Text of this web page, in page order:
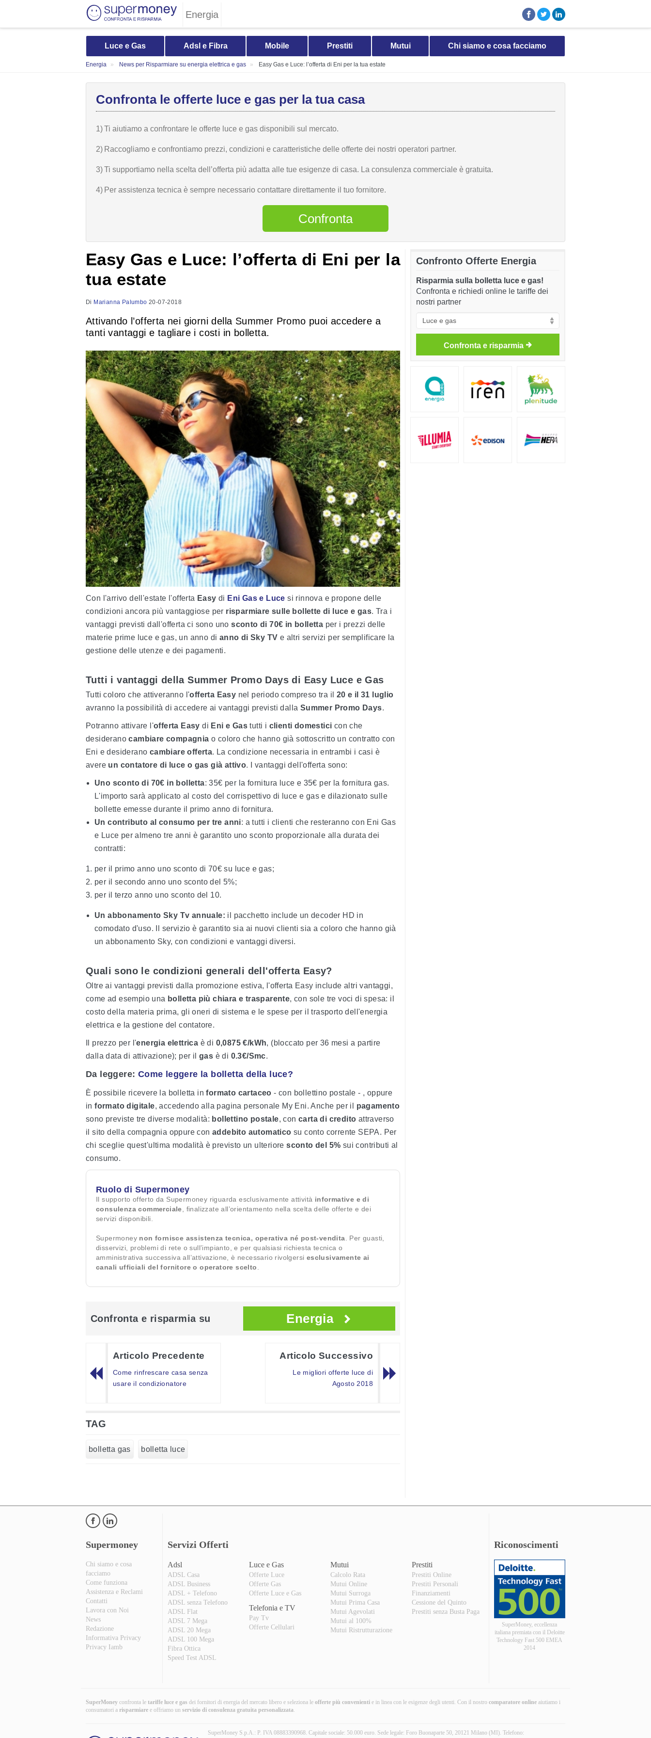
Energia
Luce e Gas Adsl e Fibra Mobile Prestiti Mutui Chi siamo e cosa facciamo
Energia News per Risparmiare su energia elettrica e gas Easy Gas e Luce: l’offerta di Eni per la tua estate
Confronta le offerte luce e gas per la tua casa
1)Ti aiutiamo a confrontare le offerte luce e gas disponibili sul mercato.
2) Raccogliamo e confrontiamo prezzi, condizioni e caratteristiche delle offerte dei nostri operatori partner.
3)Ti supportiamo nella scelta dell’offerta più adatta alle tue esigenze di casa. La consulenza commerciale è gratuita.
4) Per assistenza tecnica è sempre necessario contattare direttamente il tuo fornitore.
Confronta
Easy Gas e Luce: l’offerta di Eni per la
tua estate
Di Marianna Palumbo 20-07-2018
Attivando l’offerta nei giorni della Summer Promo puoi accedere a
tanti vantaggi e tagliare i costi in bolletta.
Con l'arrivo dell'estate l'offerta Easy di Eni Gas e Luce si rinnova e propone delle
condizioni ancora più vantaggiose per risparmiare sulle bollette di luce e gas. Tra i
vantaggi previsti dall'offerta ci sono unosconto di 70€ in bolletta per i prezzi delle
materie prime luce e gas, un anno di anno di Sky TV e altri servizi per semplificare la
gestione delle utenze e dei pagamenti.
Tutti i vantaggi della Summer Promo Days di Easy Luce e Gas
Tutti coloro che attiveranno l'offerta Easy nel periodo compreso tra il 20 e il 31 luglio
avranno la possibilità di accedere ai vantaggi previsti dalla Summer Promo Days.
Potranno attivare l'offerta Easydi Eni e Gastutti i clienti domestici con che
desideranocambiare compagnia o coloro che hanno già sottoscritto un contratto con
Eni e desiderano cambiare offerta. La condizione necessaria in entrambi i casi è
avere un contatore di luce o gas già attivo. I vantaggi dell'offerta sono:
Uno sconto di 70€ in bolletta: 35€ per la fornitura luce e 35€ per la fornitura gas.
L'importo sarà applicato al costo del corrispettivo di luce e gas e dilazionato sulle
bollette emesse durante il primo anno di fornitura.
Un contributo al consumo per tre anni: a tutti i clienti che resteranno con Eni Gas
e Luce per almeno tre anni è garantito uno sconto proporzionale alla durata dei
contratti:
per il primo anno uno sconto di 70€ su luce e gas;
per il secondo anno uno sconto del 5%;
per il terzo anno uno sconto del 10.
Un abbonamento Sky Tv annuale: il pacchetto include un decoder HD in
comodato d'uso. Il servizio è garantito sia ai nuovi clienti sia a coloro che hanno già
un abbonamento Sky, con condizioni e vantaggi diversi.
Quali sono le condizioni generali dell'offerta Easy?
Oltre ai vantaggi previsti dalla promozione estiva, l'offerta Easy include altri vantaggi,
come ad esempio una bolletta più chiara e trasparente, con sole tre voci di spesa: il
costo della materia prima, gli oneri di sistema e le spese per il trasporto dell'energia
elettrica e la gestione del contatore.
Il prezzo per l'energia elettrica è di 0,0875 €/kWh, (bloccato per 36 mesi a partire
dalla data di attivazione); per il gas è di 0.3€/Smc.
Da leggere: Come leggere la bolletta della luce?
È possibile ricevere la bolletta informato cartaceo - con bollettino postale - , oppure
informato digitale, accedendo alla pagina personale My Eni. Anche per il pagamento
sono previste tre diverse modalità: bollettino postale, concarta di credito attraverso
il sito della compagnia oppure con addebito automatico su conto corrente SEPA. Per
chi sceglie quest'ultima modalità è previsto un ulterioresconto del 5% sui contributi al
consumo.
Ruolo di Supermoney
Il supporto offerto da Supermoney riguarda esclusivamente attività informative e di
consulenza commerciale, finalizzate all’orientamento nella scelta delle offerte e dei
servizi disponibili.
Supermoney non fornisce assistenza tecnica, operativa né post-vendita. Per guasti,
disservizi, problemi di rete o sull’impianto, e per qualsiasi richiesta tecnica o
amministrativa successiva all’attivazione, è necessario rivolgersi esclusivamente ai
canali ufficiali del fornitore o operatore scelto.
Confronta e risparmia su Energia
Articolo Precedente
Come rinfrescare casa senza
usare il condizionatore
Articolo Successivo
Le migliori offerte luce di
Agosto 2018
TAG
bolletta gas bolletta luce
Confronto Offerte Energia
Risparmia sulla bolletta luce e gas!
Confronta e richiedi online le tariffe dei
nostri partner
Confronta e risparmia
Supermoney
Chi siamo e cosa
facciamo
Come funziona
Assistenza e Reclami
Contatti
Lavora con Noi
News
Redazione
Informativa Privacy
Privacy Iamb
Servizi Offerti
Adsl
ADSL Casa
ADSL Business
ADSL + Telefono
ADSL senza Telefono
ADSL Flat
ADSL 7 Mega
ADSL 20 Mega
ADSL 100 Mega
Fibra Ottica
Speed Test ADSL
Luce e Gas
Offerte Luce
Offerte Gas
Offerte Luce e Gas
Telefonia e TV
Pay Tv
Offerte Cellulari
Mutui
Calcolo Rata
Mutui Online
Mutui Surroga
Mutui Prima Casa
Mutui Agevolati
Mutui al 100%
Mutui Ristrutturazione
Prestiti
Prestiti Online
Prestiti Personali
Finanziamenti
Cessione del Quinto
Prestiti senza Busta Paga
Riconoscimenti
SuperMoney, eccellenza
italiana premiata con il Deloitte
Technology Fast 500 EMEA
2014
SuperMoney confronta le tariffe luce e gas dei fornitori di energia del mercato libero e seleziona le offerte più convenienti e in linea con le esigenze degli utenti. Con il nostro comparatore online aiutiamo i
consumatori a risparmiare e offriamo un servizio di consulenza gratuita personalizzata.
SuperMoney S.p.A.: P. IVA 08883390968. Capitale sociale: 50.000 euro. Sede legale: Foro Buonaparte 50, 20121 Milano (MI). Telefono: